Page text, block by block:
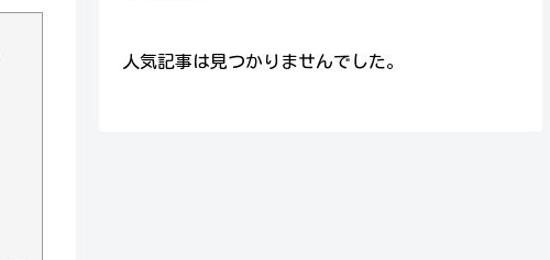
人気記事は見つかりませんでした。